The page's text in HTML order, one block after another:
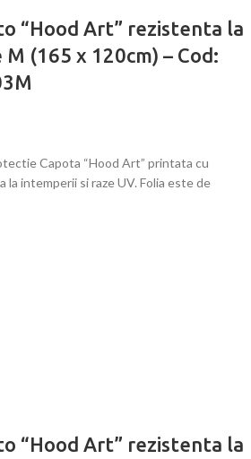
“Hood Art” rezistenta la
(165 x 120cm) – Cod:
Capota “Hood Art” printata cu
intemperii si raze UV. Folia este de
“Hood Art” rezistenta la